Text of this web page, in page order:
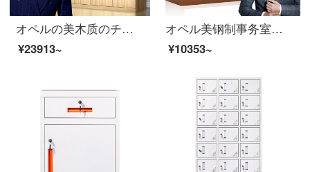
オペルの美木质のチェーストの书类棚の床につく式の资料の箱の棚の板式の书棚の现代の简约の金の5つの书棚の2000*400*2000
¥23913~
オペル美钢制事务室チャイスト电子暗号ロックチェスト资料保険箱カレーホワイト
¥10353~